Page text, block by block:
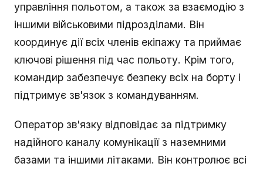
управління польотом, а також за взаємодію з
іншими військовими підрозділами. Він
координує дії всіх членів екіпажу та приймає
ключові рішення під час польоту. Крім того,
командир забезпечує безпеку всіх на борту і
підтримує зв'язок з командуванням.
Оператор зв'язку відповідає за підтримку
надійного каналу комунікації з наземними
базами та іншими літаками. Він контролює всі